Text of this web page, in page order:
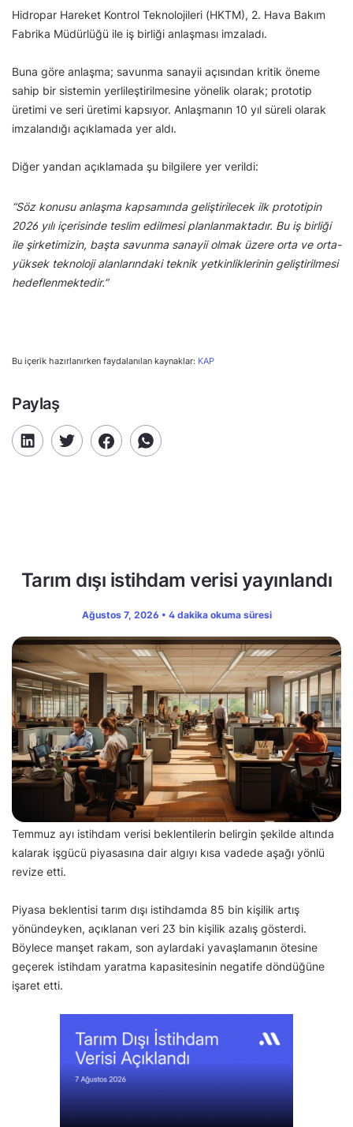
Hidropar Hareket Kontrol Teknolojileri (HKTM), 2. Hava Bakım
Fabrika Müdürlüğü ile iş birliği anlaşması imzaladı.
Buna göre anlaşma; savunma sanayii açısından kritik öneme
sahip bir sistemin yerlileştirilmesine yönelik olarak; prototip
üretimi ve seri üretimi kapsıyor. Anlaşmanın 10 yıl süreli olarak
imzalandığı açıklamada yer aldı.
Diğer yandan açıklamada şu bilgilere yer verildi:
“Söz konusu anlaşma kapsamında geliştirilecek ilk prototipin
2026 yılı içerisinde teslim edilmesi planlanmaktadır. Bu iş birliği
ile şirketimizin, başta savunma sanayii olmak üzere orta ve orta-
yüksek teknoloji alanlarındaki teknik yetkinliklerinin geliştirilmesi
hedeflenmektedir.”
Bu içerik hazırlanırken faydalanılan kaynaklar: KAP
Paylaş
Tarım dışı istihdam verisi yayınlandı
Ağustos 7, 2026 • 4 dakika okuma süresi
Temmuz ayı istihdam verisi beklentilerin belirgin şekilde altında
kalarak işgücü piyasasına dair algıyı kısa vadede aşağı yönlü
revize etti.
Piyasa beklentisi tarım dışı istihdamda 85 bin kişilik artış
yönündeyken, açıklanan veri 23 bin kişilik azalış gösterdi.
Böylece manşet rakam, son aylardaki yavaşlamanın ötesine
geçerek istihdam yaratma kapasitesinin negatife döndüğüne
işaret etti.